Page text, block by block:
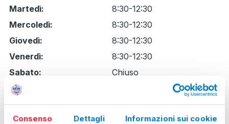
Consenso Dettagli Informazioni sui cookie
slot
Martedì:
8:30-12:30
Mercoledì:
8:30-12:30
Giovedì:
8:30-12:30
Venerdì:
8:30-12:30
Sabato:
Chiuso
Domenica:
Prossimi giorni
di chiusura straordinaria